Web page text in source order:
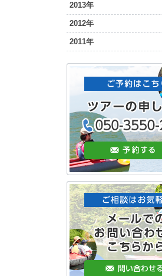
2013年
2012年
2011年